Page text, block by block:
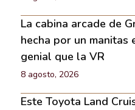
La cabina arcade de
hecha por un manitas
genial que la VR
8 agosto, 2026
Este Toyota Land